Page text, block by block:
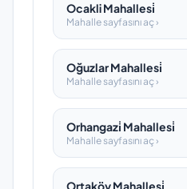
Ocakli Mahallesi̇
Mahalle sayfasını aç ›
Oğuzlar Mahallesi̇
Mahalle sayfasını aç ›
Orhangazi̇ Mahallesi̇
Mahalle sayfasını aç ›
Ortaköy Mahallesi̇